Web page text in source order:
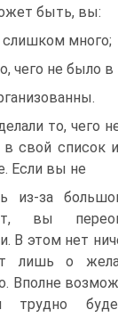
быть, вы:
слишком много;
чего не было в
то, чего
в свой список
Если вы не
из-за
вы
В этом нет
лишь о
Вполне
трудно